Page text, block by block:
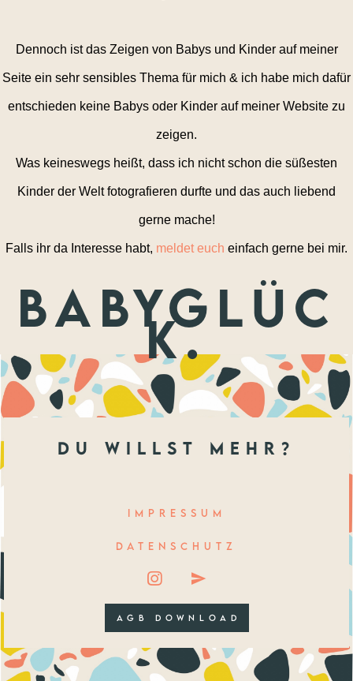
Dennoch ist das Zeigen von Babys und Kinder auf meiner
Seite ein sehr sensibles Thema für mich & ich habe mich dafür
entschieden keine Babys oder Kinder auf meiner Website zu
zeigen.
Was keineswegs heißt, dass ich nicht schon die süßesten
Kinder der Welt fotografieren durfte und das auch liebend
gerne mache!
Falls ihr da Interesse habt, meldet euch einfach gerne bei mir.
Babyglüc
k.
du willst mehr?
IMPRESSUM
DATENSCHUTZ
AGB DOWNLOAD